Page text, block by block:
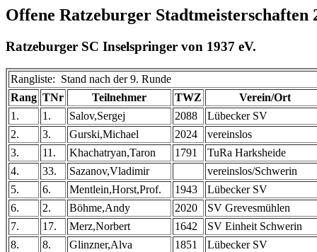
Offene Ratzeburger Stadtmeisterschaften
Ratzeburger SC Inselspringer von 1937 eV.
Rangliste: Stand nach der 9. Runde
Rang TNr Teilnehmer TWZ
Verein/Ort
1.
1. Salov,Sergej 2088
Lübecker SV
2.
3. Gurski,Michael 2024
vereinslos
3.
11. Khachatryan,Taron 1791
TuRa Harksheide
4.
33. Sazanov,Vladimir
vereinslos/Schwerin
5.
6. Mentlein,Horst,Prof. 1943
Lübecker SV
6.
2. Böhme,Andy 2020
SV Grevesmühlen
7.
17. Merz,Norbert 1642
SV Einheit Schwerin
8.
8. Glinzner,Alva 1851
Lübecker SV